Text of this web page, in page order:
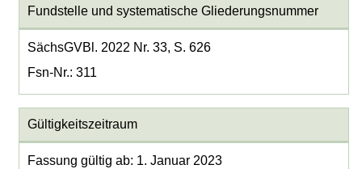
Fundstelle und systematische Gliederungsnummer
SächsGVBl. 2022 Nr. 33, S. 626
Fsn-Nr.: 311
Gültigkeitszeitraum
Fassung gültig ab: 1. Januar 2023